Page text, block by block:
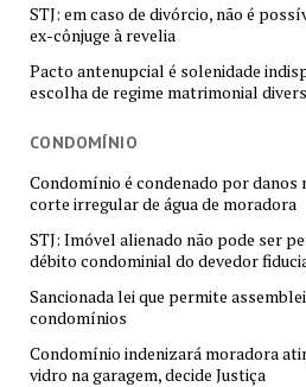
STJ: em caso de divórcio, não é
ex-cônjuge à revelia
Pacto antenupcial é solenidade
escolha de regime matrimonial
CONDOMÍNIO
Condomínio é condenado por danos
corte irregular de água de moradora
STJ: Imóvel alienado não pode ser
débito condominial do devedor
Sancionada lei que permite
condomínios
Condomínio indenizará moradora
vidro na garagem, decide Justiça